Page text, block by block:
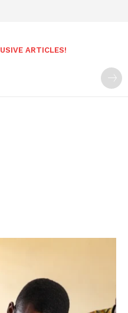
ARTICLES!